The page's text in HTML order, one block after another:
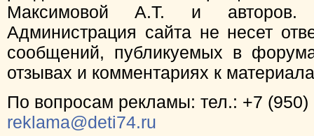
Максимовой А.Т. и
Администрация сайта не несет
сообщений, публикуемых в
отзывах и комментариях к
По вопросам рекламы: тел.: +7 (950)
reklama@deti74.ru